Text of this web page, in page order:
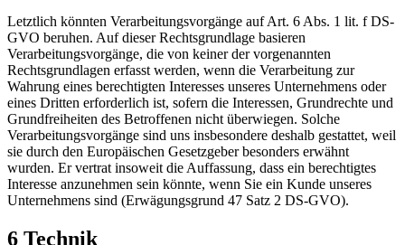
Letztlich könnten Verarbeitungsvorgänge auf Art. 6 Abs. 1 lit. f DS-
GVO beruhen. Auf dieser Rechtsgrundlage basieren
Verarbeitungsvorgänge, die von keiner der vorgenannten
Rechtsgrundlagen erfasst werden, wenn die Verarbeitung zur
Wahrung eines berechtigten Interesses unseres Unternehmens oder
eines Dritten erforderlich ist, sofern die Interessen, Grundrechte und
Grundfreiheiten des Betroffenen nicht überwiegen. Solche
Verarbeitungsvorgänge sind uns insbesondere deshalb gestattet, weil
sie durch den Europäischen Gesetzgeber besonders erwähnt
wurden. Er vertrat insoweit die Auffassung, dass ein berechtigtes
Interesse anzunehmen sein könnte, wenn Sie ein Kunde unseres
Unternehmens sind (Erwägungsgrund 47 Satz 2 DS-GVO).
6 Technik